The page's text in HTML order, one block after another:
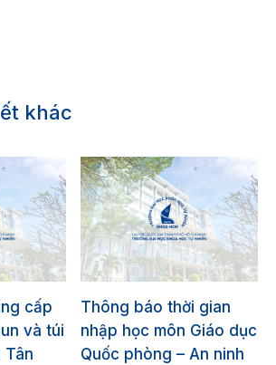
khác
cấp
và túi
Tân
Thông báo thời gian
nhập học môn Giáo dục
Quốc phòng – An ninh